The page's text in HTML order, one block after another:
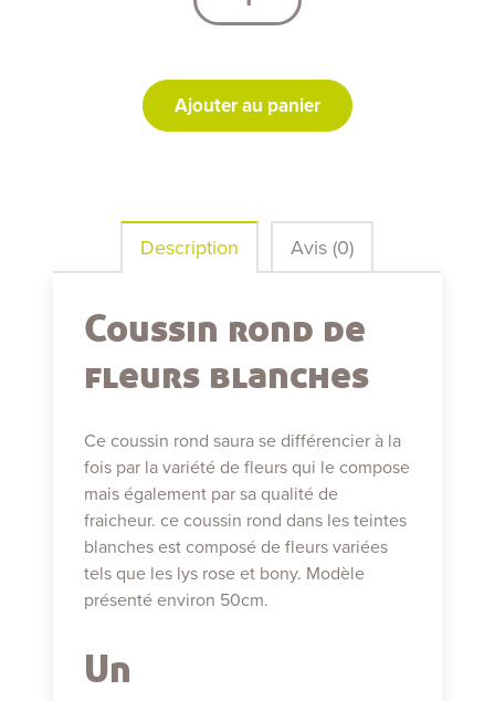
de
de
fleurs
Ajouter au panier
Description Avis (0)
Coussin rond de
fleurs blanches
Ce coussin rond saura se différencier à la
fois par la variété de fleurs qui le compose
mais également par sa qualité de
fraicheur. ce coussin rond dans les teintes
blanches est composé de fleurs variées
tels que les lys rose et bony. Modèle
présenté environ 50cm.
Un